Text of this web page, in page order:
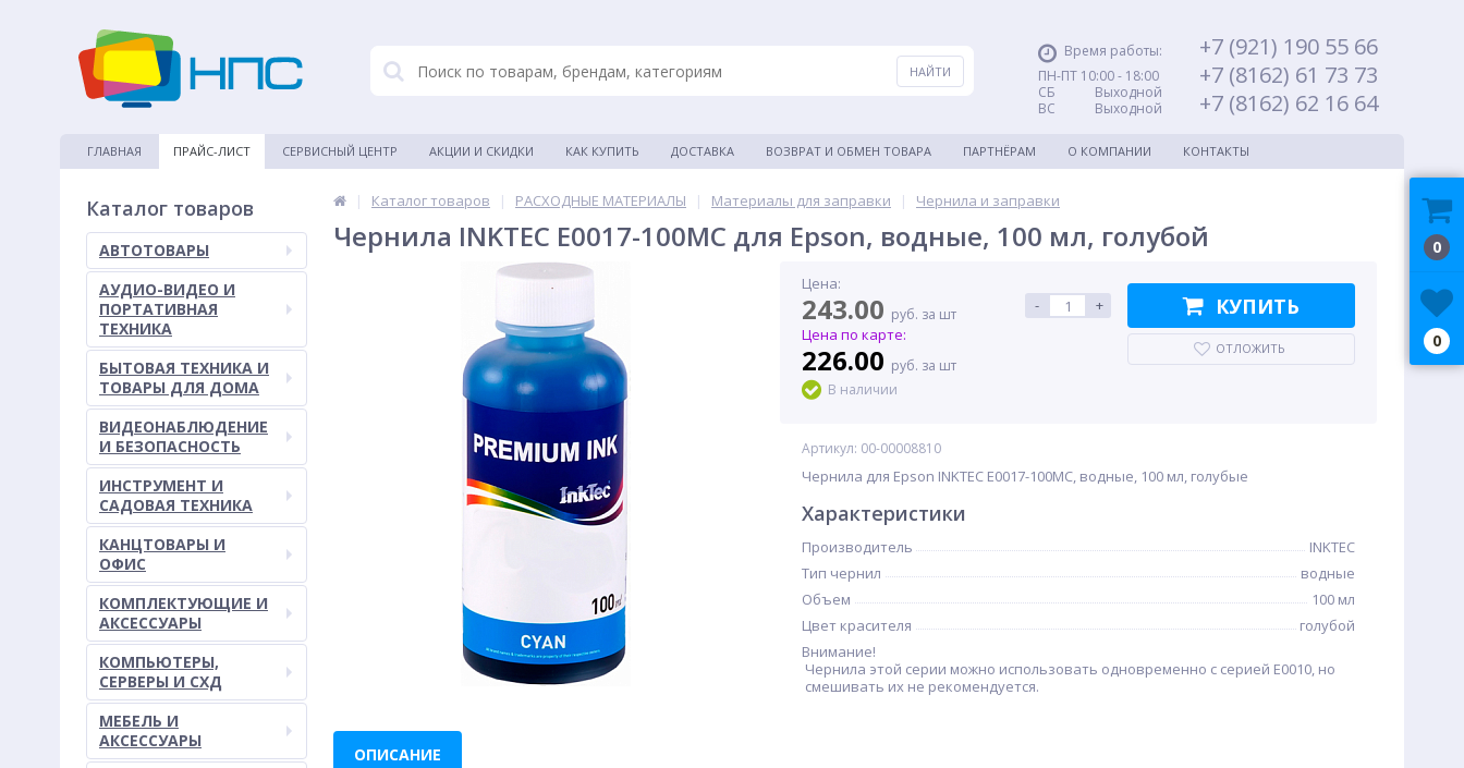
Время работы:
ПН-ПТ 10:00 - 18:00
СБ Выходной
ВС Выходной
+7 (921) 190 55 66
+7 (8162) 61 73 73
+7 (8162) 62 16 64
ГЛАВНАЯ ПРАЙС-ЛИСТ СЕРВИСНЫЙ ЦЕНТР АКЦИИ И СКИДКИ КАК КУПИТЬ ДОСТАВКА ВОЗВРАТ И ОБМЕН ТОВАРА ПАРТНЁРАМ О КОМПАНИИ КОНТАКТЫ
Каталог товаров
АВТОТОВАРЫ
АУДИО-ВИДЕО И
ПОРТАТИВНАЯ
ТЕХНИКА
БЫТОВАЯ ТЕХНИКА И
ТОВАРЫ ДЛЯ ДОМА
ВИДЕОНАБЛЮДЕНИЕ
И БЕЗОПАСНОСТЬ
ИНСТРУМЕНТ И
САДОВАЯ ТЕХНИКА
КАНЦТОВАРЫ И
ОФИС
КОМПЛЕКТУЮЩИЕ И
АКСЕССУАРЫ
КОМПЬЮТЕРЫ,
СЕРВЕРЫ И СХД
МЕБЕЛЬ И
АКСЕССУАРЫ
| Каталог товаров | РАСХОДНЫЕ МАТЕРИАЛЫ | Материалы для заправки | Чернила и заправки
Чернила INKTEC E0017-100MC для Epson, водные, 100 мл, голубой
Цена:
243.00 руб. за шт
Цена по карте:
226.00 руб. за шт
В наличии
- + КУПИТЬ
ОТЛОЖИТЬ
Артикул: 00-00008810
Чернила для Epson INKTEC E0017-100MC, водные, 100 мл, голубые
Характеристики
Производитель
INKTEC
Тип чернил
водные
Объем
100 мл
Цвет красителя
голубой
Внимание!
Чернила этой серии можно использовать одновременно с серией E0010, но
смешивать их не рекомендуется.
ОПИСАНИЕ
0
0